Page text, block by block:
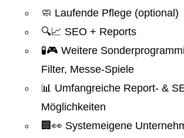
🧼 Laufende Pflege (optional)
🔍📈 SEO + Reports
🧪🎮 Weitere
Filter, Messe-Spiele
📊 Umfangreiche Report- &
Möglichkeiten
🏢👀 Systemeigene